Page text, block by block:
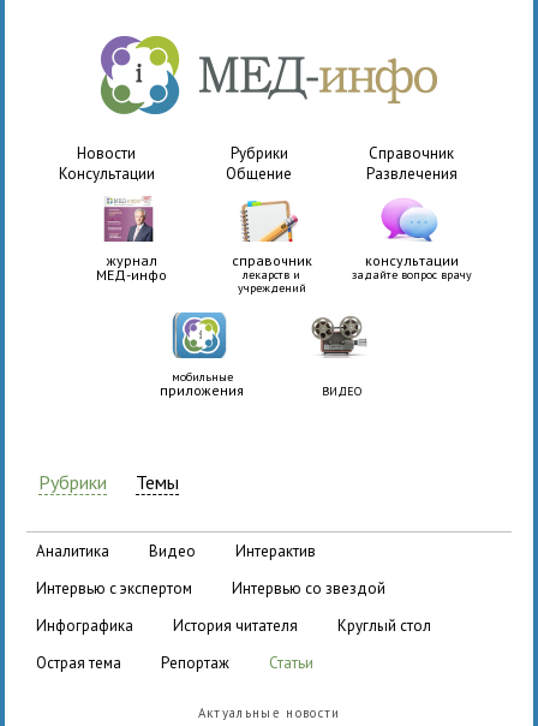
Новости Рубрики
Справочник
Консультации
Общение Развлечения
журнал
МЕД-инфо
справочник
лекарств и
учреждений
консультации
задайте вопрос врачу
мобильные
приложения ВИДЕО
Рубрики Темы
аналитика видео
интерактив
интервью с экспертом
интервью со звездой
инфографика
история читателя
круглый стол
острая тема
репортаж статьи
Актуальные новости